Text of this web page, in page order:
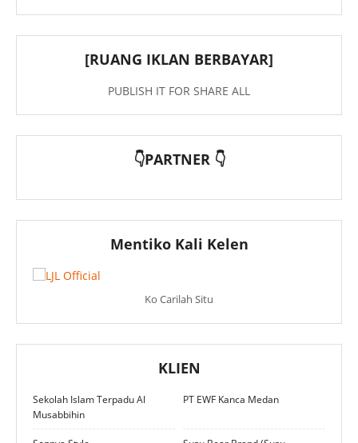
[RUANG IKLAN BERBAYAR]
PUBLISH IT FOR SHARE ALL
👇PARTNER 👇
Mentiko Kali Kelen
Ko Carilah Situ
KLIEN
Sekolah Islam Terpadu Al
Musabbihin
PT EWF Kanca Medan